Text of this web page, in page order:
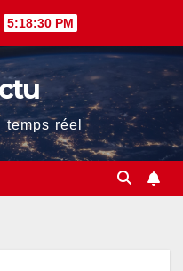
5:18:30 PM
réel